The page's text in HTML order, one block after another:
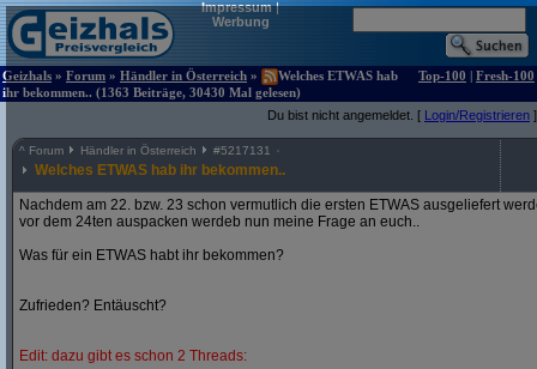
Impressum|
Werbung
Geizhals » Forum » Händler in Österreich »
Welches ETWAS hab
ihr bekommen.. (1363 Beiträge, 30430 Mal gelesen)
Top-100 | Fresh-100
Du bist nicht angemeldet. [ Login/Registrieren ]
^ Forum Händler in Österreich #5217131
Welches ETWAS hab ihr bekommen..
Nachdem am 22. bzw. 23 schon vermutlich die ersten ETWAS ausgeliefert
vor dem 24ten auspacken werdeb nun meine Frage an euch..
Was für ein ETWAS habt ihr bekommen?
Zufrieden? Entäuscht?
Edit: dazu gibt es schon 2 Threads: